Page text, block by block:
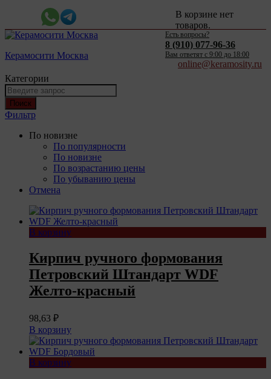
Керамосити Москва
В корзине нет
товаров.
Категории
Поиск
Есть вопросы?
8 (910) 077-96-36
Вам ответят c 9:00 до 18:00
online@keramosity.ru
Фильтр
По новизне
По популярности
По новизне
По возрастанию цены
По убыванию цены
Отмена
В корзину
Кирпич ручного формования
Петровский Штандарт WDF
Желто-красный
98,63 ₽
В корзину
В корзину